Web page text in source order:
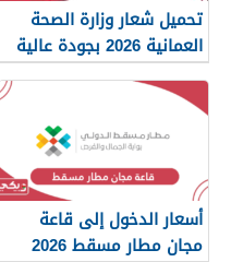
تحميل شعار وزارة الصحة
العمانية 2026 بجودة عالية
png
أسعار الدخول إلى قاعة
مجان مطار مسقط 2026